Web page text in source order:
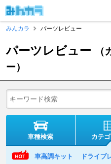
みんカラ
パーツレビュー
パーツレビュー
ー）
車種検索 カテ
車高調キット ドライブ